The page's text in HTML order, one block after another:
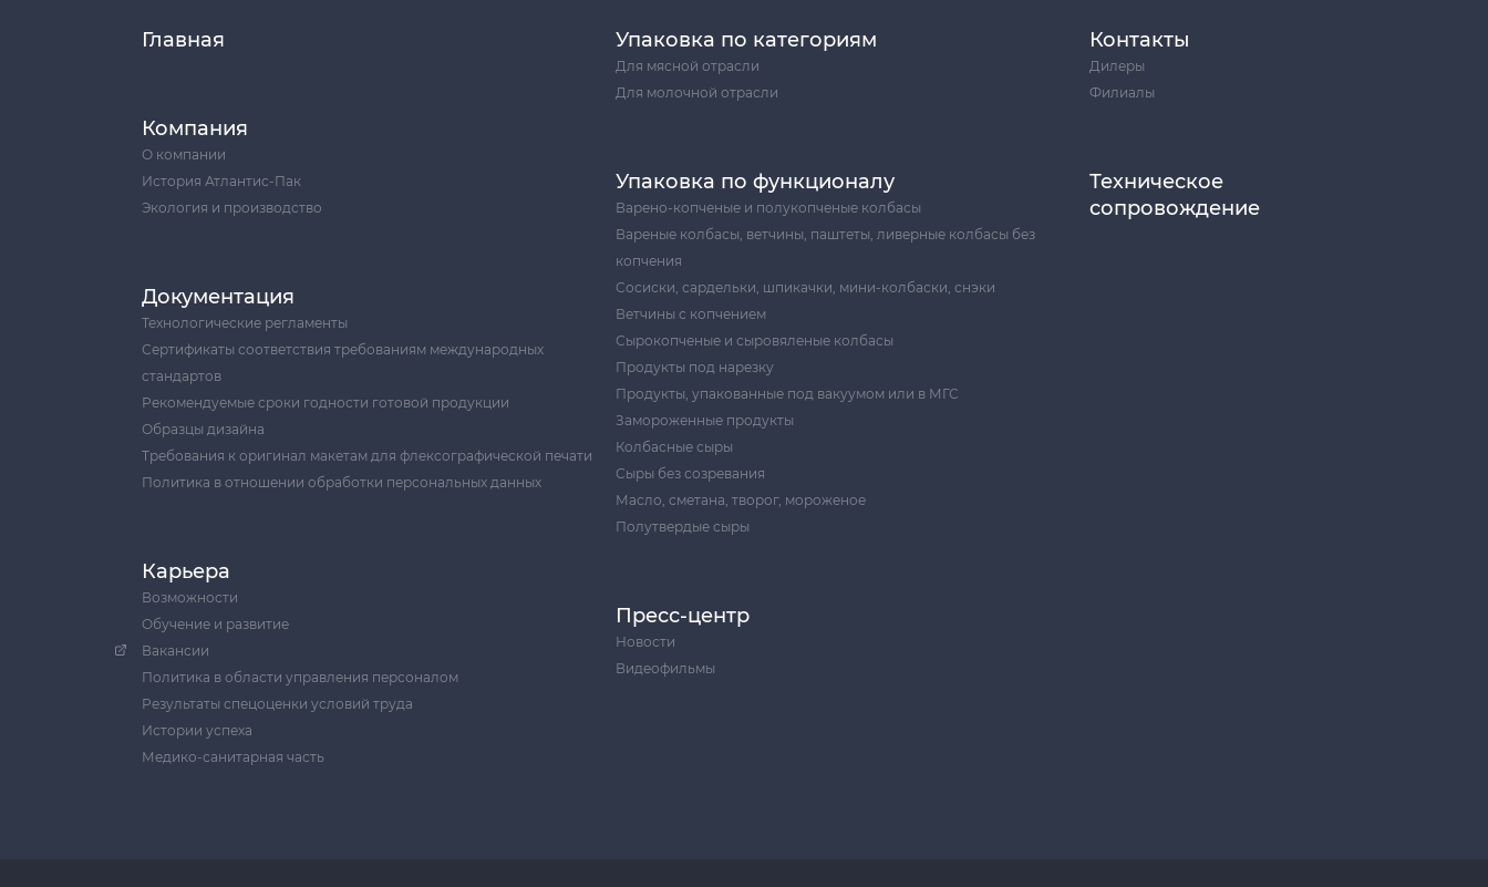
Главная
Компания
О компании
История Атлантис-Пак
Экология и производство
Документация
Технологические регламенты
Сертификаты соответствия требованиям международных
стандартов
Рекомендуемые сроки годности готовой продукции
Образцы дизайна
Требования к оригинал макетам для флексографической печати
Политика в отношении обработки персональных данных
Карьера
Возможности
Обучение и развитие
Вакансии
Политика в области управления персоналом
Результаты спецоценки условий труда
Истории успеха
Медико-санитарная часть
Упаковка по категориям
Для мясной отрасли
Для молочной отрасли
Упаковка по функционалу
Варено-копченые и полукопченые колбасы
Вареные колбасы, ветчины, паштеты, ливерные колбасы без
копчения
Сосиски, сардельки, шпикачки, мини-колбаски, снэки
Ветчины с копчением
Сырокопченые и сыровяленые колбасы
Продукты под нарезку
Продукты, упакованные под вакуумом или в МГС
Замороженные продукты
Колбасные сыры
Сыры без созревания
Масло, сметана, творог, мороженое
Полутвердые сыры
Пресс-центр
Новости
Видеофильмы
Контакты
Дилеры
Филиалы
Техническое
сопровождение